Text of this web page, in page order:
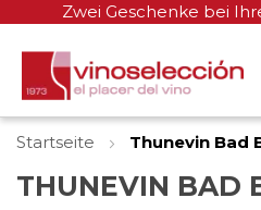
Zwei Geschenke bei
Startseite Thunevin Bad
THUNEVIN BAD